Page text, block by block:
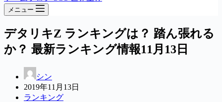
メニュー
デタリキZ ランキングは？ 踏ん張れる
か？ 最新ランキング情報11月13日
シン
2019年11月13日
ランキング